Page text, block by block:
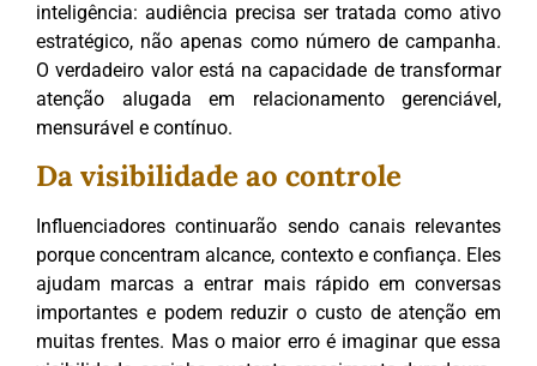
inteligência: audiência precisa ser tratada como ativo
estratégico, não apenas como número de campanha.
O verdadeiro valor está na capacidade de transformar
atenção alugada em relacionamento gerenciável,
mensurável e contínuo.
Da visibilidade ao controle
Influenciadores continuarão sendo canais relevantes
porque concentram alcance, contexto e confiança. Eles
ajudam marcas a entrar mais rápido em conversas
importantes e podem reduzir o custo de atenção em
muitas frentes. Mas o maior erro é imaginar que essa